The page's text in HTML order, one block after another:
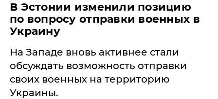
В Эстонии изменили позицию
по вопросу отправки военных в
Украину
На Западе вновь активнее стали
обсуждать возможность отправки
своих военных на территорию
Украины.